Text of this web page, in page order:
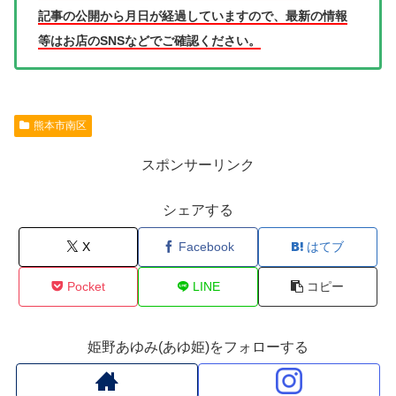
記事の公開から月日が経過していますので、最新の情報
等はお店のSNSなどでご確認ください。
熊本市南区
スポンサーリンク
シェアする
X Facebook はてブ
Pocket LINE コピー
姫野あゆみ(あゆ姫)をフォローする